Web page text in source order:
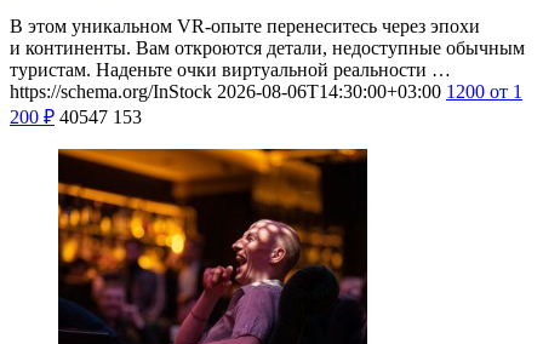
В этом уникальном VR-опыте перенеситесь через эпохи
и континенты. Вам откроются детали, недоступные обычным
туристам. Наденьте очки виртуальной реальности …
https://schema.org/InStock 2026-08-06T14:30:00+03:00 1200 от 1
200 ₽ 40547 153